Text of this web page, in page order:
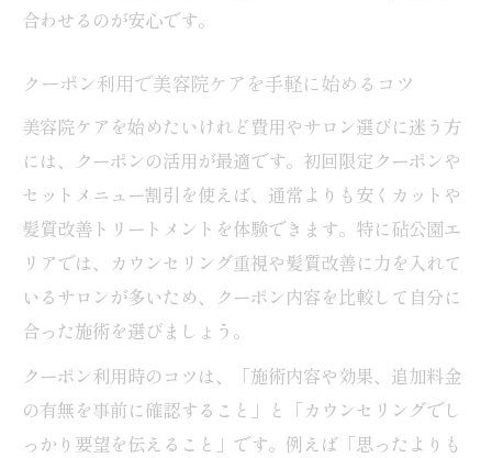
合わせるのが安心です。
クーポン利用で美容院ケアを手軽に始めるコツ
美容院ケアを始めたいけれど費用やサロン選びに迷う方
には、クーポンの活用が最適です。初回限定クーポンや
セットメニュー割引を使えば、通常よりも安くカットや
髪質改善トリートメントを体験できます。特に砧公園エ
リアでは、カウンセリング重視や髪質改善に力を入れて
いるサロンが多いため、クーポン内容を比較して自分に
合った施術を選びましょう。
クーポン利用時のコツは、「施術内容や効果、追加料金
の有無を事前に確認すること」と「カウンセリングでし
っかり要望を伝えること」です。例えば「思ったよりも